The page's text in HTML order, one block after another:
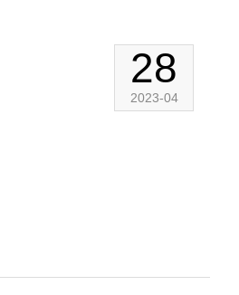
28
2023-04